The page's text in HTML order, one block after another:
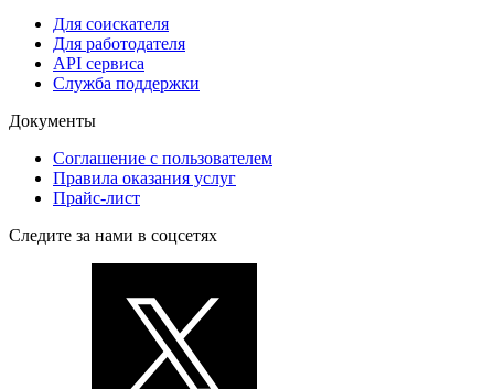
Для соискателя
Для работодателя
API сервиса
Служба поддержки
Документы
Соглашение с пользователем
Правила оказания услуг
Прайс-лист
Следите за нами в соцсетях